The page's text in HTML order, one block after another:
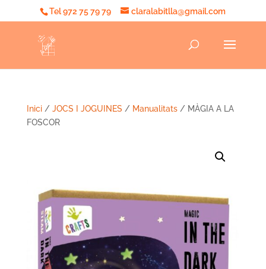
Tel 972 75 79 79 claralabitlla@gmail.com
Inici/ JOCS I JOGUINES / Manualitats/ MÀGIA A LA
FOSCOR